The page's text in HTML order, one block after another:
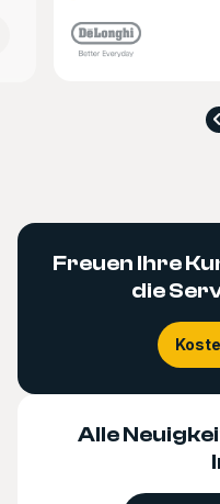
Freuen Ihre
die
Alle